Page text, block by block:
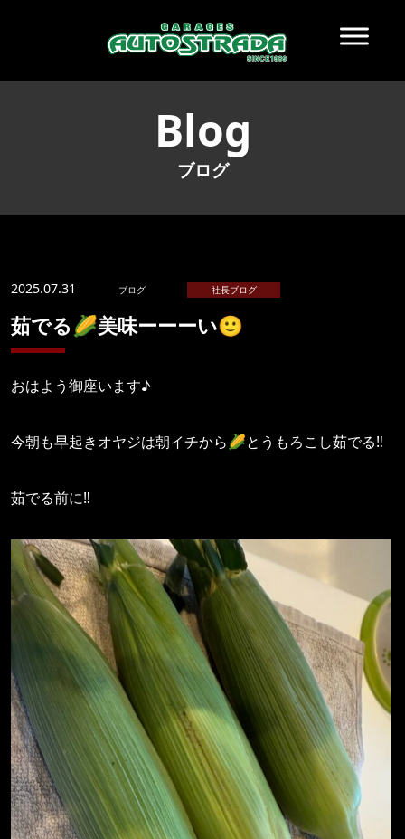
Blog
ブログ
2025.07.31 ブログ 社長ブログ
茹でる🌽美味ーーーい🙂
おはよう御座います♪
今朝も早起きオヤジは朝イチから🌽とうもろこし茹でる‼️
茹でる前に‼️